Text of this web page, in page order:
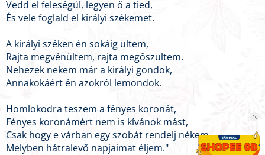
Vedd el feleségül, legyen ő a tied,
És vele foglald el királyi székemet.
A királyi széken én sokáig ültem,
Rajta megvénültem, rajta megőszültem.
Nehezek nekem már a királyi gondok,
Annakokáért én azokról lemondok.
Homlokodra teszem a fényes koronát,
Fényes koronámért nem is kívánok mást,
Csak hogy e várban egy szobát rendelj nékem,
Melyben hátralevő napjaimat éljem."